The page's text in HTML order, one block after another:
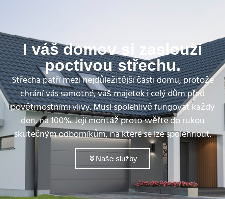
I váš domov si zaslouží
poctivou střechu.
Střecha patří mezi nejdůležitější části domu, protože
chrání vás samotné, váš majetek i celý dům před
povětrnostními vlivy. Musí spolehlivě fungovat každý
den, na 100%. Její montáž proto svěřte do rukou
skutečným odborníkům, na které se lze spolehnout.
Naše služby